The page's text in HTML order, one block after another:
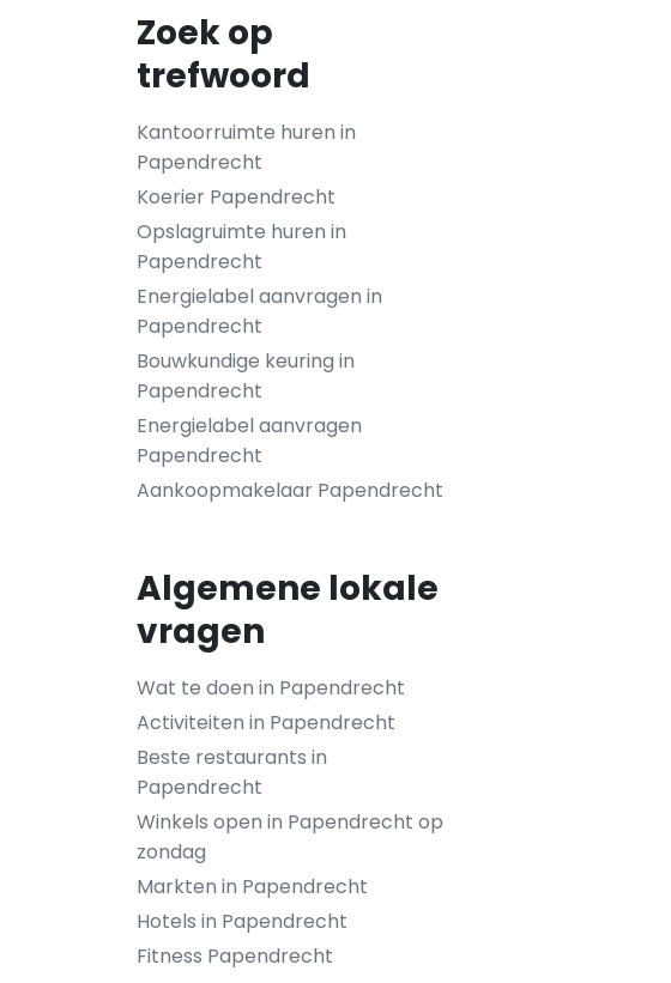
Zoek op
trefwoord
Kantoorruimte huren in
Papendrecht
Koerier Papendrecht
Opslagruimte huren in
Papendrecht
Energielabel aanvragen in
Papendrecht
Bouwkundige keuring in
Papendrecht
Energielabel aanvragen
Papendrecht
Aankoopmakelaar Papendrecht
Algemene lokale
vragen
Wat te doen in Papendrecht
Activiteiten in Papendrecht
Beste restaurants in
Papendrecht
Winkels open in Papendrecht op
zondag
Markten in Papendrecht
Hotels in Papendrecht
Fitness Papendrecht